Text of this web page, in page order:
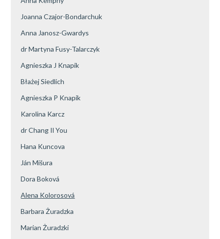
Joanna Czajor-Bondarchuk
Anna Janosz-Gwardys
dr Martyna Fusy-Talarczyk
Agnieszka J Knapik
Błażej Siedlich
Agnieszka P Knapik
Karolina Karcz
dr Chang Il You
Hana Kuncova
Ján Mišura
Dora Boková
Alena Kolorosová
Barbara Żuradzka
Marian Żuradzki